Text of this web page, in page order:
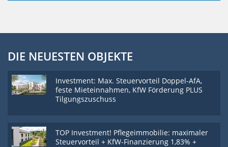
DIE NEUESTEN OBJEKTE
Investment: Max. Steuervorteil Doppel-AfA,
feste Mieteinnahmen, KfW Förderung PLUS
Tilgungszuschuss
TOP Investment! Pflegeimmobilie: maximaler
Steuervorteil + KfW-Finanzierung 1,83% +